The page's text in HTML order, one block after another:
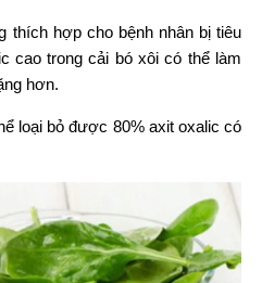
thích hợp cho bệnh nhân bị tiêu
cao trong cải bó xôi có thể làm
hơn.
loại bỏ được 80% axit oxalic có